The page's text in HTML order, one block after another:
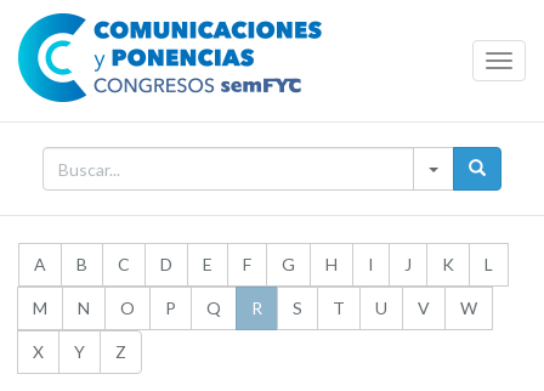
A B C D E F G H I J K L
M N O P Q R S T U V W
X Y Z